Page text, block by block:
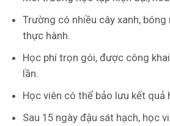
Trường có nhiều cây xanh,
thực hành.
Học phí trọn gói, được công
lần.
Học viên có thể bảo lưu kết quả
Sau 15 ngày đậu sát hạch, học